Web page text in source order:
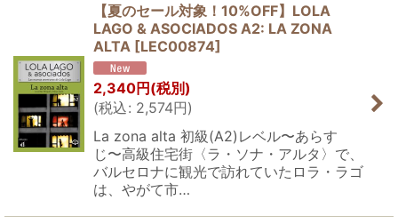
【夏のセール対象！10%OFF】LOLA
LAGO & ASOCIADOS A2: LA ZONA
ALTA [LEC00874]
2,340円(税別)
(税込: 2,574円)
La zona alta 初級(A2)レベル〜あらす
じ〜高級住宅街〈ラ・ソナ・アルタ〉で、
バルセロナに観光で訪れていたロラ・ラゴ
は、やがて市…